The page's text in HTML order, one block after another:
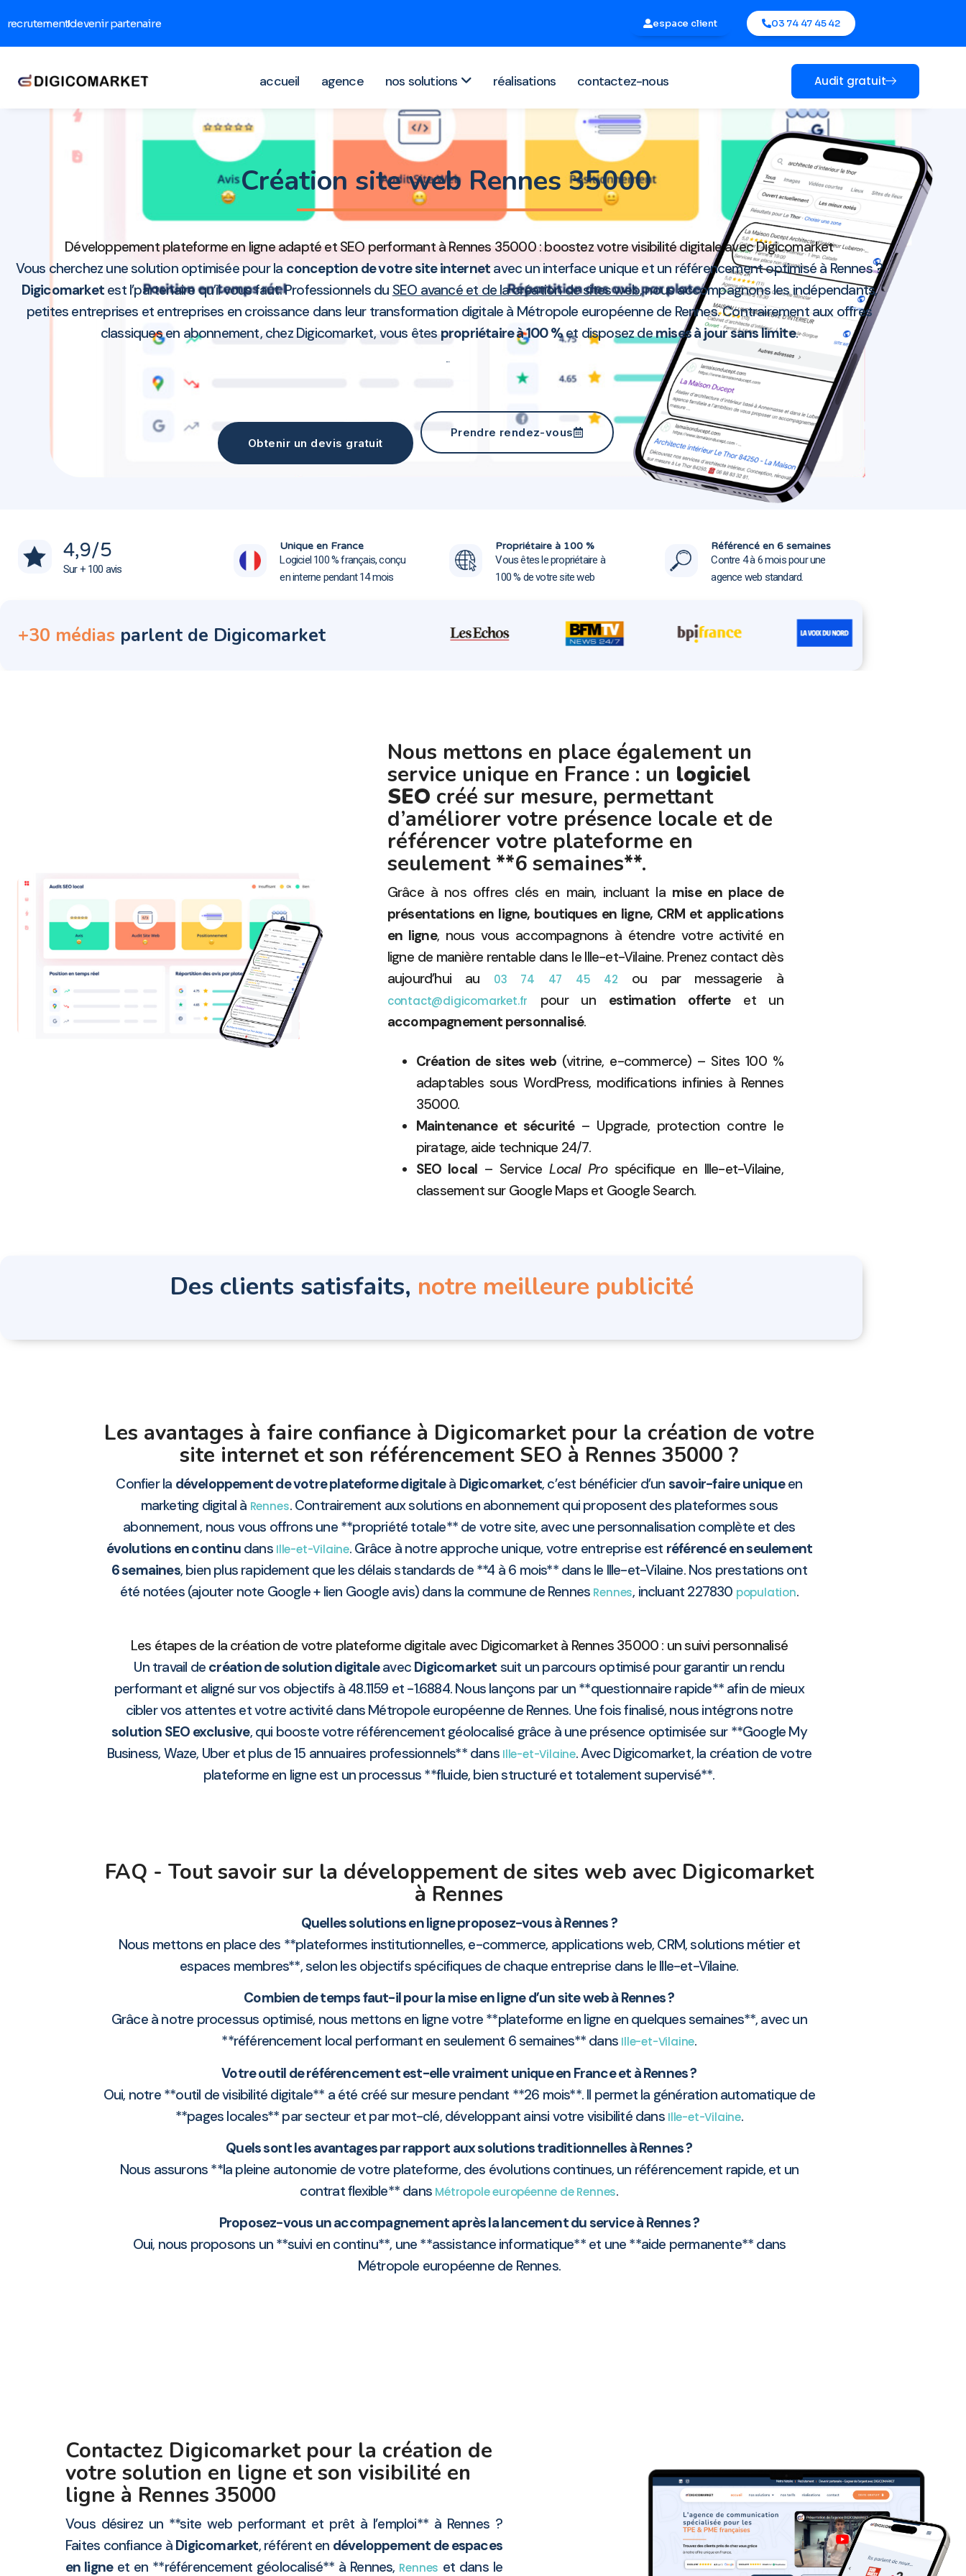
recrutementdevenir partenaire espace client 03 74 47 45 42
accueil agence nos solutions réalisations contactez-nous Audit gratuit
Création site web Rennes 35000
Développement plateforme en ligne adapté et SEO performant à Rennes 35000 : boostez votre visibilité digitale avec Digicomarket
Vous cherchez une solution optimisée pour la conception de votre site internet avec un interface unique et un référencement optimisé à Rennes ?
Digicomarket est l’partenaire qu’il vous faut. Professionnels du SEO avancé et de la création de sites web, nous accompagnons les indépendants,
petites entreprises et entreprises en croissance dans leur transformation digitale à Métropole européenne de Rennes. Contrairement aux offres
classiques en abonnement, chez Digicomarket, vous êtes propriétaire à 100 %et disposez demises à jour sans limite.
Obtenir un devis gratuit
Prendre rendez-vous
Création site web Rennes 35000
4,9/5
Sur + 100 avis
Unique en France
Logiciel 100 % français, conçu
en interne pendant 14 mois
Propriétaire à 100 %
Vous êtes le propriétaire à
100 % de votre site web
Référencé en 6 semaines
Contre 4 à 6 mois pour une
agence web standard.
+30 médias parlent de Digicomarket
Nous mettons en place également un
service unique en France : un logiciel
SEO créé sur mesure, permettant
d’améliorer votre présence locale et de
référencer votre plateforme en
seulement **6 semaines**.
Grâce à nos offres clés en main, incluant la mise en place de
présentations en ligne, boutiques en ligne, CRM et applications
en ligne, nous vous accompagnons à étendre votre activité en
ligne de manière rentable dans le Ille-et-Vilaine. Prenez contact dès
aujourd’hui au
03 74 47 45 42 ou par messagerie à
contact@digicomarket.fr pour un estimation offerteet un
accompagnement personnalisé.
Création de sites web(vitrine, e-commerce) – Sites 100 %
adaptables sous WordPress, modifications infinies à Rennes
35000.
Maintenance et sécurité– Upgrade, protection contre le
piratage, aide technique 24/7.
SEO local – ServiceLocal Prospécifique en Ille-et-Vilaine,
classement sur Google Maps et Google Search.
Des clients satisfaits, notre meilleure publicité
Les avantages à faire confiance à Digicomarket pour la création de votre
site internet et son référencement SEO à Rennes 35000 ?
Confier la développement de votre plateforme digitaleà Digicomarket, c’est bénéficier d’un savoir-faire uniqueen
marketing digital à Rennes. Contrairement aux solutions en abonnement qui proposent des plateformes sous
abonnement, nous vous offrons une **propriété totale** de votre site, avec une personnalisation complète et des
évolutions en continudans Ille-et-Vilaine. Grâce à notre approche unique, votre entreprise est référencé en seulement
6 semaines, bien plus rapidement que les délais standards de **4 à 6 mois** dans le Ille-et-Vilaine. Nos prestations ont
été notées (ajouter note Google + lien Google avis) dans la commune de Rennes Rennes, incluant 227830 population.
Les étapes de la création de votre plateforme digitale avec Digicomarket à Rennes 35000 : un suivi personnalisé
Un travail de création de solution digitaleavec Digicomarket suit un parcours optimisé pour garantir un rendu
performant et aligné sur vos objectifs à 48.1159 et -1.6884. Nous lançons par un **questionnaire rapide** afin de mieux
cibler vos attentes et votre activité dans Métropole européenne de Rennes. Une fois finalisé, nous intégrons notre
solution SEO exclusive, qui booste votre référencement géolocalisé grâce à une présence optimisée sur **Google My
Business, Waze, Uber et plus de 15 annuaires professionnels** dans Ille-et-Vilaine. Avec Digicomarket, la création de votre
plateforme en ligne est un processus **fluide, bien structuré et totalement supervisé**.
FAQ - Tout savoir sur la développement de sites web avec Digicomarket
à Rennes
Quelles solutions en ligne proposez-vous à Rennes ?
Nous mettons en place des **plateformes institutionnelles, e-commerce, applications web, CRM, solutions métier et
espaces membres**, selon les objectifs spécifiques de chaque entreprise dans le Ille-et-Vilaine.
Combien de temps faut-il pour la mise en ligne d’un site web à Rennes ?
Grâce à notre processus optimisé, nous mettons en ligne votre **plateforme en ligne en quelques semaines**, avec un
**référencement local performant en seulement 6 semaines** dans Ille-et-Vilaine.
Votre outil de référencement est-elle vraiment unique en France et à Rennes ?
Oui, notre **outil de visibilité digitale** a été créé sur mesure pendant **26 mois**. Il permet la génération automatique de
**pages locales** par secteur et par mot-clé, développant ainsi votre visibilité dans Ille-et-Vilaine.
Quels sont les avantages par rapport aux solutions traditionnelles à Rennes ?
Nous assurons **la pleine autonomie de votre plateforme, des évolutions continues, un référencement rapide, et un
contrat flexible** dans Métropole européenne de Rennes.
Proposez-vous un accompagnement après la lancement du service à Rennes ?
Oui, nous proposons un **suivi en continu**, une **assistance informatique** et une **aide permanente** dans
Métropole européenne de Rennes.
Contactez Digicomarket pour la création de
votre solution en ligne et son visibilité en
ligne à Rennes 35000
Vous désirez un **site web performant et prêt à l’emploi** à Rennes ?
Faites confiance à Digicomarket, référent en développement de espaces
en ligneet en **référencement géolocalisé** à Rennes, Rennes et dans le